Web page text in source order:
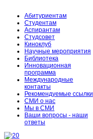
Абитуриентам
Студентам
Аспирантам
Студсовет
Киноклуб
Научные мероприятия
Библиотека
Инновационная
программа
Международные
контакты
Рекомендуемые ссылки
СМИ о нас
Мы в СМИ
Ваши вопросы - наши
ответы